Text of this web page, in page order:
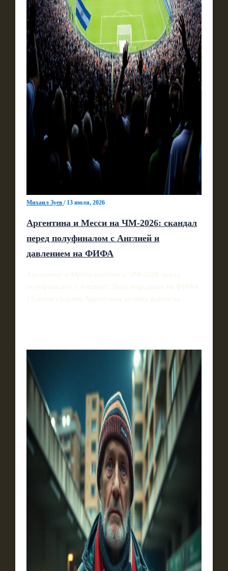
Михаил Зуев/ 13 июля, 2026
Аргентина и Месси на ЧМ‑2026: скандал
перед полуфиналом с Англией и
давлением на ФИФА
Аргентину и Месси выгонят с ЧМ‑2026 перед
полуфиналом с Англией? Весь мир давит на ФИФА
15 июля сборная Аргентины должна выйти на…